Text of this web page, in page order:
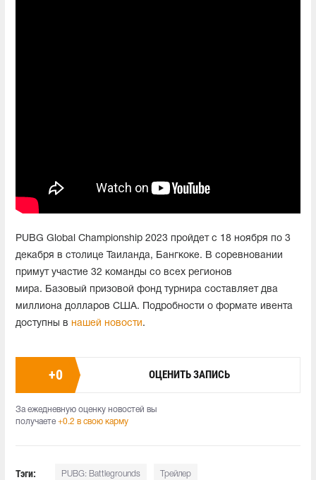
PUBG Global Championship 2023 пройдет с 18 ноября по 3
декабря в столице Таиланда, Бангкоке. В соревновании
примут участие 32 команды со всех регионов
мира. Базовый призовой фонд турнира составляет два
миллиона долларов США. Подробности о формате ивента
доступны в нашей новости.
+0 ОЦЕНИТЬ ЗАПИСЬ
За ежедневную оценку новостей вы
получаете +0.2 в свою карму
Тэги: PUBG: Battlegrounds Трейлер